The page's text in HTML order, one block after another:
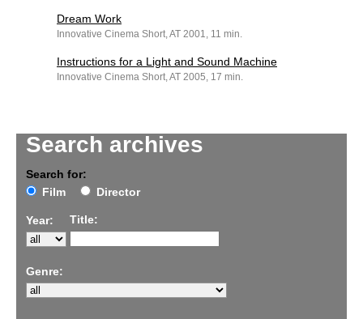
Search archives
Search for:
Film
Director
Year: Title:
Genre:
Dream Work
Innovative Cinema Short, AT 2001, 11 min.
Instructions for a Light and Sound Machine
Innovative Cinema Short, AT 2005, 17 min.